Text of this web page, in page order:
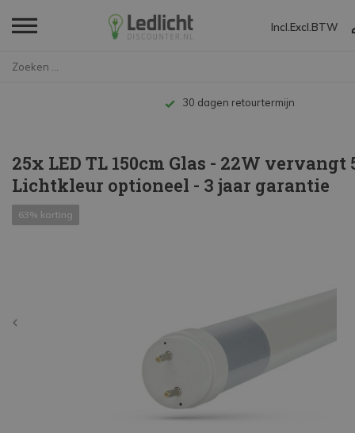
Incl. Excl. BTW
Tot 10 jaar garantie
25x LED TL 150cm Glas - 22W vervangt
Lichtkleur optioneel - 3 jaar garantie
63% korting